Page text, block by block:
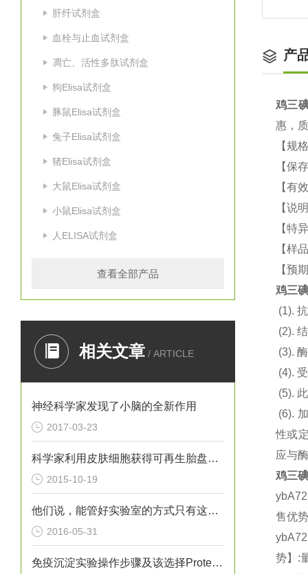
肝纤试剂盒
血栓与止血试剂盒
凋亡、活性多肽试剂盒
狗Elisa试剂盒
豚鼠Elisa试剂盒
兔子Elisa试剂盒
猪Elisa试剂盒
大鼠Elisa试剂盒
小鼠Elisa试剂盒
人ELISA试剂盒
查看全部产品
相关文章 / ARTICLE
神经科学家发现了小脑的全新作用
2017-03-23
科学家利用皮肤细胞获得可再生胎盘的干细胞
2015-10-19
他们说，能管好实验室的方式只有这一种
2016-05-31
免疫沉淀实验操作步骤及该选择Protein A还是G？
产
鸡三
惠，
【规
【保
【有
【说
【特
【样
【预
鸡三
(1).
(2).
(3).
(4).
(5).
(6).
性或
应与
鸡三
售优
势】: